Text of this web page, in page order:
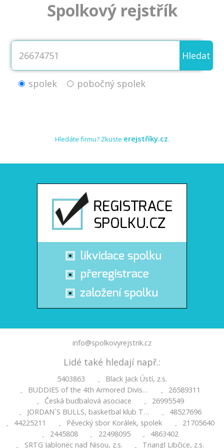
Spolkový rejstřík
Hledat
spolek pobočný spolek
Hledáte firmu? Zkuste erejstříky.cz.
info@spolkovyrejstrik.cz
Lidé také hledají např.:
5403863 -
Black Jack Ústí, z.s.
-
BUDDIES of the 4th Armored Divis… -
26589311
-
Česká budbalová asociace -
26995549
-
JORDAN´S BULLS, basketbal klub T… -
48527696
-
44225211 - Pěvecký sbor Korálek, spolek -
21705640
-
2445808 - 22498095 -
4863402
SRTG Jablonec nad Nisou, z.s. Triangl Libčice, z.s.